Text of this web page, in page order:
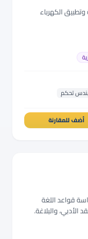
الكهرباء
تحكم
أضف للمقارنة
قواعد اللغة
الأدبي، والبلاغة.